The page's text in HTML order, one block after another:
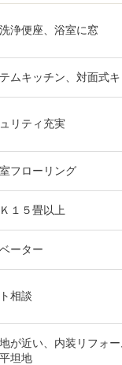
浄便座、浴室に窓
ムキッチン、対面式
リティ充実
フローリング
１５畳以上
ーター
相談
が近い、内装リフォ
坦地